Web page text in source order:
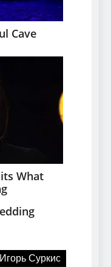
Игорь Суркис